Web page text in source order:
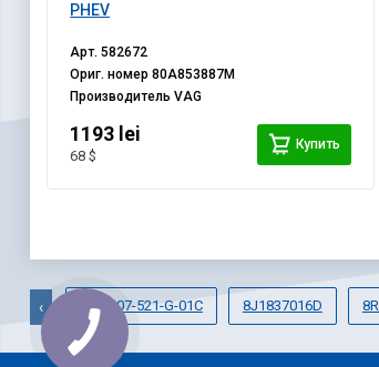
PHEV
Арт.582672
Ориг. номер80A853887M
ПроизводительVAG
1193 lei
68 $
Купить
8K0-807-521-G-01C 8J1837016D
‹